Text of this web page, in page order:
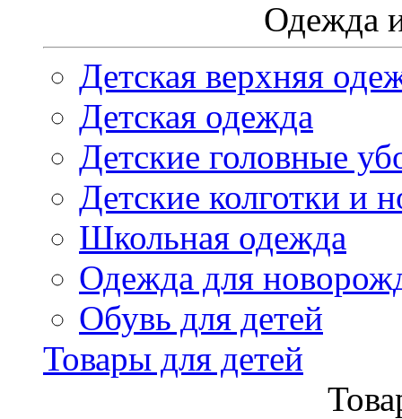
Одежда
Детская верхняя
Детская одежда
Детские головные
Детские колготки и
Школьная одежда
Одежда для
Обувь для детей
Товары для детей